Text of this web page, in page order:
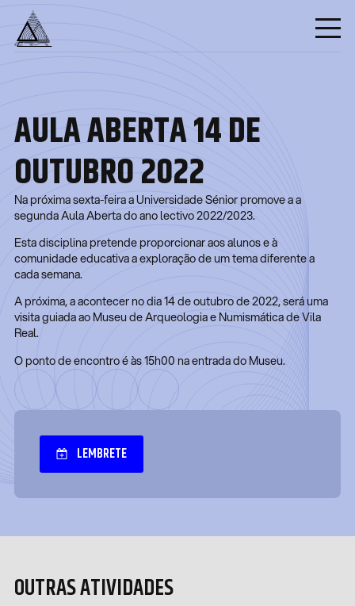
LEMBRETE
AULA ABERTA 14 DE
OUTUBRO 2022
Na próxima sexta-feira a Universidade Sénior promove a a
segunda Aula Aberta do ano lectivo 2022/2023.
Esta disciplina pretende proporcionar aos alunos e à
comunidade educativa a exploração de um tema diferente a
cada semana.
A próxima, a acontecer no dia 14 de outubro de 2022, será uma
visita guiada ao Museu de Arqueologia e Numismática de Vila
Real.
O ponto de encontro é às 15h00 na entrada do Museu.
OUTRAS ATIVIDADES